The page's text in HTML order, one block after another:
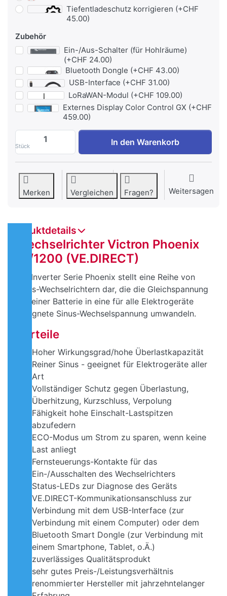
Tiefentladeschutz korrigieren (+CHF
45.00)
Zubehör
Ein-/Aus-Schalter (für Hohlräume)
(+CHF 24.00)
Bluetooth Dongle (+CHF 43.00)
USB-Interface (+CHF 31.00)
LoRaWAN-Modul (+CHF 109.00)
Externes Display Color Control GX (+CHF
459.00)
Stück
Wechselrichter Phoenix 12/1200
In den Warenkorb
Merken Vergleichen Fragen? Weitersagen
Produktdetails
Wechselrichter Victron Phoenix
12/1200 (VE.DIRECT)
Die Inverter Serie Phoenix stellt eine Reihe von
Sinus-Wechselrichtern dar, die die Gleichspannung
aus einer Batterie in eine für alle Elektrogeräte
geeignete Sinus-Wechselspannung umwandeln.
Vorteile
Hoher Wirkungsgrad/hohe Überlastkapazität
Reiner Sinus - geeignet für Elektrogeräte aller
Art
Vollständiger Schutz gegen Überlastung,
Überhitzung, Kurzschluss, Verpolung
Fähigkeit hohe Einschalt-Lastspitzen
abzufedern
ECO-Modus um Strom zu sparen, wenn keine
Last anliegt
Fernsteuerungs-Kontakte für das
Ein-/Ausschalten des Wechselrichters
Status-LEDs zur Diagnose des Geräts
VE.DIRECT-Kommunikationsanschluss zur
Verbindung mit dem USB-Interface (zur
Verbindung mit einem Computer) oder dem
Bluetooth Smart Dongle (zur Verbindung mit
einem Smartphone, Tablet, o.Ä.)
zuverlässiges Qualitätsprodukt
sehr gutes Preis-/Leistungsverhältnis
renommierter Hersteller mit jahrzehntelanger